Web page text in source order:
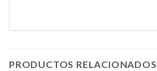
PRODUCTOS RELACIONADOS